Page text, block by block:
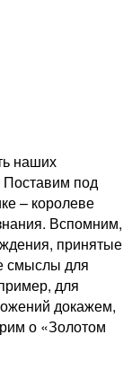
наших
Поставим под
– королеве
Вспомним,
принятые
смыслы для
для
докажем,
о «Золотом